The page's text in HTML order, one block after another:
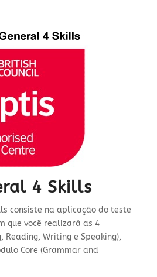
4 Skills
consiste na aplicação do teste
que você realizará as 4
Reading, Writing e Speaking),
Core (Grammar and